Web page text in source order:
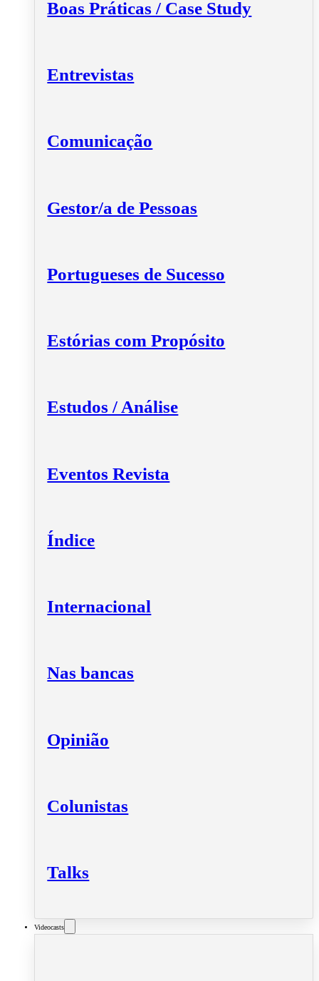
Boas Práticas / Case Study
Entrevistas
Comunicação
Gestor/a de Pessoas
Portugueses de Sucesso
Estórias com Propósito
Estudos / Análise
Eventos Revista
Índice
Internacional
Nas bancas
Opinião
Colunistas
Talks
Videocasts